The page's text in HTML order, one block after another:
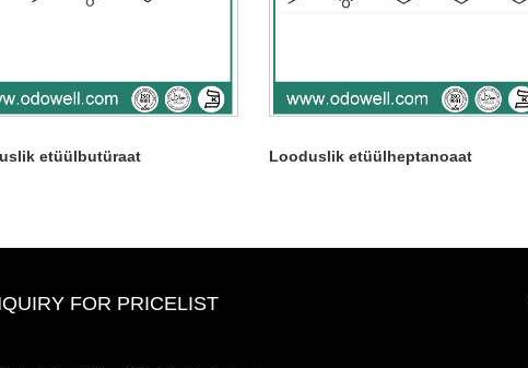
etüülbutüraat Looduslik etüülheptanoaat
FOR PRICELIST